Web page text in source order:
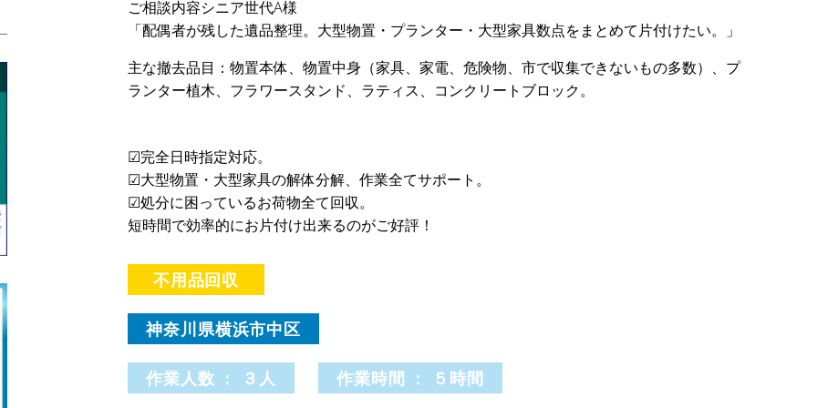
ご相談内容シニア世代A様
「配偶者が残した遺品整理。大型物置・プランター・大型家具数点をまとめて片付けたい。」
主な撤去品目：物置本体、物置中身（家具、家電、危険物、市で収集できないもの多数）、プ
ランター植木、フラワースタンド、ラティス、コンクリートブロック。
☑完全日時指定対応。
☑大型物置・大型家具の解体分解、作業全てサポート。
☑処分に困っているお荷物全て回収。
短時間で効率的にお片付け出来るのがご好評！
不用品回収
神奈川県横浜市中区
作業人数 : ３人 作業時間 : ５時間